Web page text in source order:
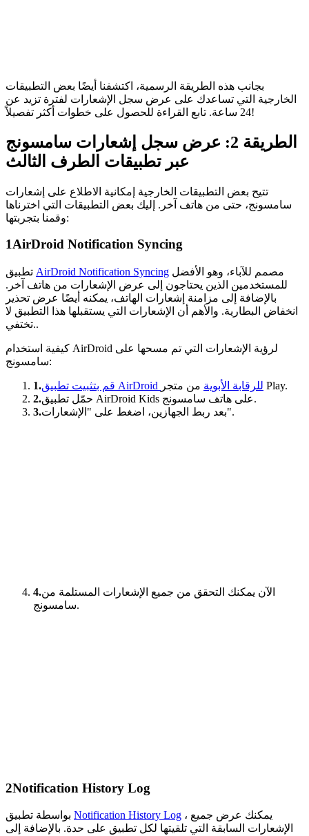
بجانب هذه الطريقة الرسمية، اكتشفنا أيضًا بعض التطبيقات
الخارجية التي تساعدك على عرض سجل الإشعارات لفترة تزيد عن
24 ساعة. تابع القراءة للحصول على خطوات أكثر تفصيلاً!
الطريقة 2: عرض سجل إشعارات سامسونج
عبر تطبيقات الطرف الثالث
تتيح بعض التطبيقات الخارجية إمكانية الاطلاع على إشعارات
سامسونج، حتى من هاتف آخر. إليك بعض التطبيقات التي اخترناها
وقمنا بتجربتها:
1AirDroid Notification Syncing
AirDroid Notification Syncing
للمستخدمين الذين يحتاجون إلى عرض الإشعارات من هاتف آخر.
بالإضافة إلى مزامنة إشعارات الهاتف، يمكنه أيضًا عرض تحذير
انخفاض البطارية. والأهم أن الإشعارات التي يستقبلها هذا التطبيق لا
تختفي..
كيفية استخدام AirDroid لرؤية الإشعارات التي تم مسحها على
سامسونج:
1. قم بتثبيت تطبيق AirDroid للرقابة الأبوية من متجر Play.
2.
حمّل تطبيق AirDroid Kids على هاتف سامسونج.
3.
بعد ربط الجهازين، اضغط على "الإشعارات".
4.الآن يمكنك التحقق من جميع الإشعارات المستلمة من
سامسونج.
2Notification History Log
Notification History Log ، يمكنك عرض جميع
الإشعارات السابقة التي تلقيتها لكل تطبيق على حدة. بالإضافة إلى